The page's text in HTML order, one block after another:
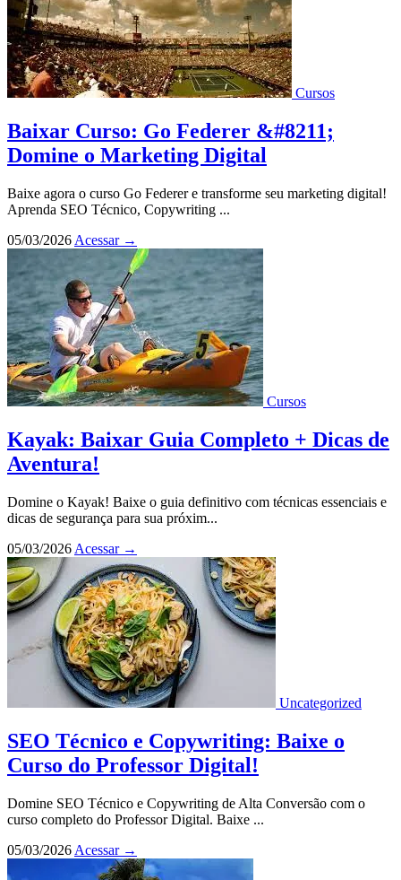
Cursos
Baixar Curso: Go Federer &#8211;
Domine o Marketing Digital
Baixe agora o curso Go Federer e transforme seu marketing digital!
Aprenda SEO Técnico, Copywriting ...
05/03/2026 Acessar →
Cursos
Kayak: Baixar Guia Completo + Dicas de
Aventura!
Domine o Kayak! Baixe o guia definitivo com técnicas essenciais e
dicas de segurança para sua próxim...
05/03/2026 Acessar →
Uncategorized
SEO Técnico e Copywriting: Baixe o
Curso do Professor Digital!
Domine SEO Técnico e Copywriting de Alta Conversão com o
curso completo do Professor Digital. Baixe ...
05/03/2026 Acessar →